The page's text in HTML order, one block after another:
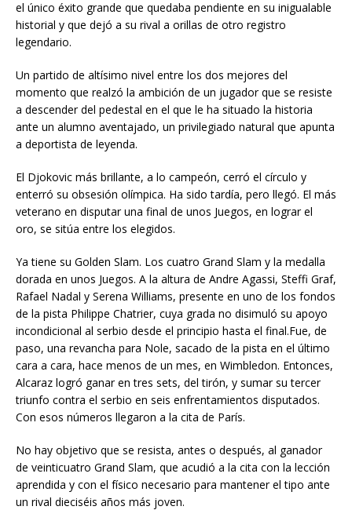
el único éxito grande que quedaba pendiente en su inigualable
historial y que dejó a su rival a orillas de otro registro
legendario.
Un partido de altísimo nivel entre los dos mejores del
momento que realzó la ambición de un jugador que se resiste
a descender del pedestal en el que le ha situado la historia
ante un alumno aventajado, un privilegiado natural que apunta
a deportista de leyenda.
El Djokovic más brillante, a lo campeón, cerró el círculo y
enterró su obsesión olímpica. Ha sido tardía, pero llegó. El más
veterano en disputar una final de unos Juegos, en lograr el
oro, se sitúa entre los elegidos.
Ya tiene su Golden Slam. Los cuatro Grand Slam y la medalla
dorada en unos Juegos. A la altura de Andre Agassi, Steffi Graf,
Rafael Nadal y Serena Williams, presente en uno de los fondos
de la pista Philippe Chatrier, cuya grada no disimuló su apoyo
incondicional al serbio desde el principio hasta el final.Fue, de
paso, una revancha para Nole, sacado de la pista en el último
cara a cara, hace menos de un mes, en Wimbledon. Entonces,
Alcaraz logró ganar en tres sets, del tirón, y sumar su tercer
triunfo contra el serbio en seis enfrentamientos disputados.
Con esos números llegaron a la cita de París.
No hay objetivo que se resista, antes o después, al ganador
de veinticuatro Grand Slam, que acudió a la cita con la lección
aprendida y con el físico necesario para mantener el tipo ante
un rival dieciséis años más joven.